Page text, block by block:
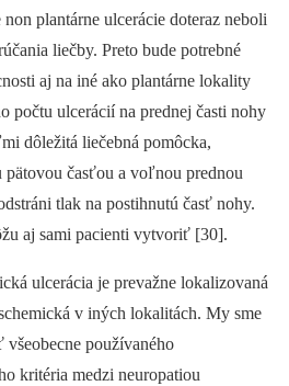
plantárne ulcerácie doteraz neboli
liečby. Preto bude potrebné
aj na iné ako plantárne lokality
počtu ulcerácií na prednej časti nohy
dôležitá liečebná pomôcka,
pätovou časťou a voľnou prednou
tlak na postihnutú časť nohy.
aj sami pacienti vytvoriť [30].
ulcerácia je prevažne lokalizovaná
v iných lokalitách. My sme
používaného
kritéria medzi neuropatiou